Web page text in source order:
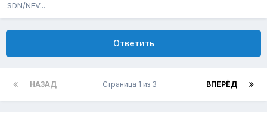
SDN/NFV...
Ответить
НАЗАД ВПЕРЁД
Страница 1 из 3